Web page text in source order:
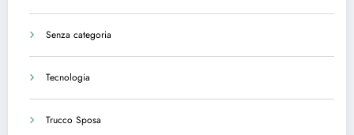
Senza categoria
Tecnologia
Trucco Sposa